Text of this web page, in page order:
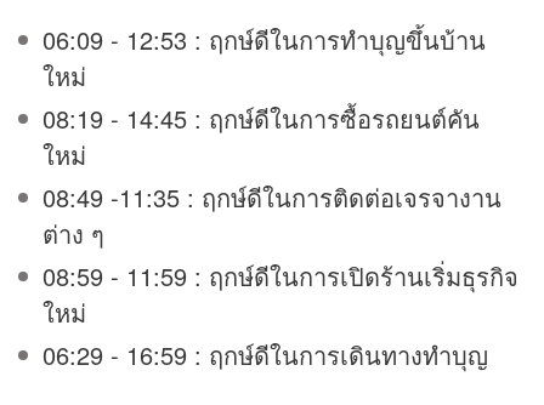
06:09 - 12:53 : ฤกษ์ดีในการทำบุญขึ้นบ้าน
ใหม่
08:19 - 14:45 : ฤกษ์ดีในการซื้อรถยนต์คัน
ใหม่
08:49 -11:35 : ฤกษ์ดีในการติดต่อเจรจางาน
ต่าง ๆ
08:59 - 11:59 : ฤกษ์ดีในการเปิดร้านเริ่มธุรกิจ
ใหม่
06:29 - 16:59 : ฤกษ์ดีในการเดินทางทำบุญ